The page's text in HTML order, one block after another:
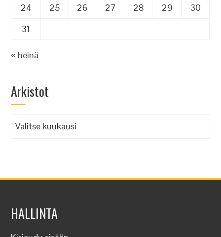
24
25 26 27 28 29
30
31
« heinä
Arkistot
Arkistot
HALLINTA